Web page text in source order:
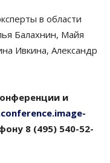
в области
Балахнин, Майя
Ивкина, Александр
и
8 (495) 540-52-